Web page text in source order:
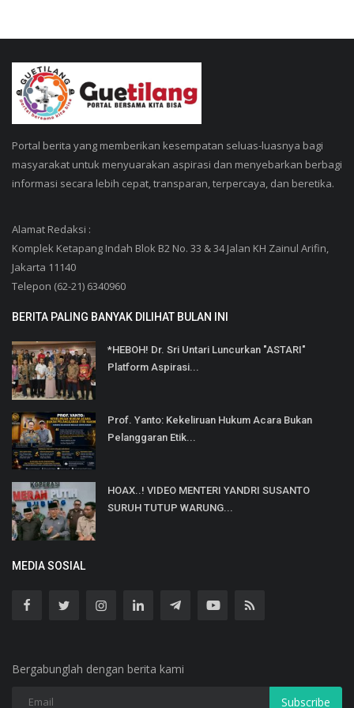
Portal berita yang memberikan kesempatan seluas-luasnya bagi
masyarakat untuk menyuarakan aspirasi dan menyebarkan berbagi
informasi secara lebih cepat, transparan, terpercaya, dan beretika.
Alamat Redaksi :
Komplek Ketapang Indah Blok B2 No. 33 & 34 Jalan KH Zainul Arifin,
Jakarta 11140
Telepon (62-21) 6340960
BERITA PALING BANYAK DILIHAT BULAN INI
*HEBOH! Dr. Sri Untari Luncurkan "ASTARI"
Platform Aspirasi...
Prof. Yanto: Kekeliruan Hukum Acara Bukan
Pelanggaran Etik...
HOAX..! VIDEO MENTERI YANDRI SUSANTO
SURUH TUTUP WARUNG...
MEDIA SOSIAL
Bergabunglah dengan berita kami
Subscribe